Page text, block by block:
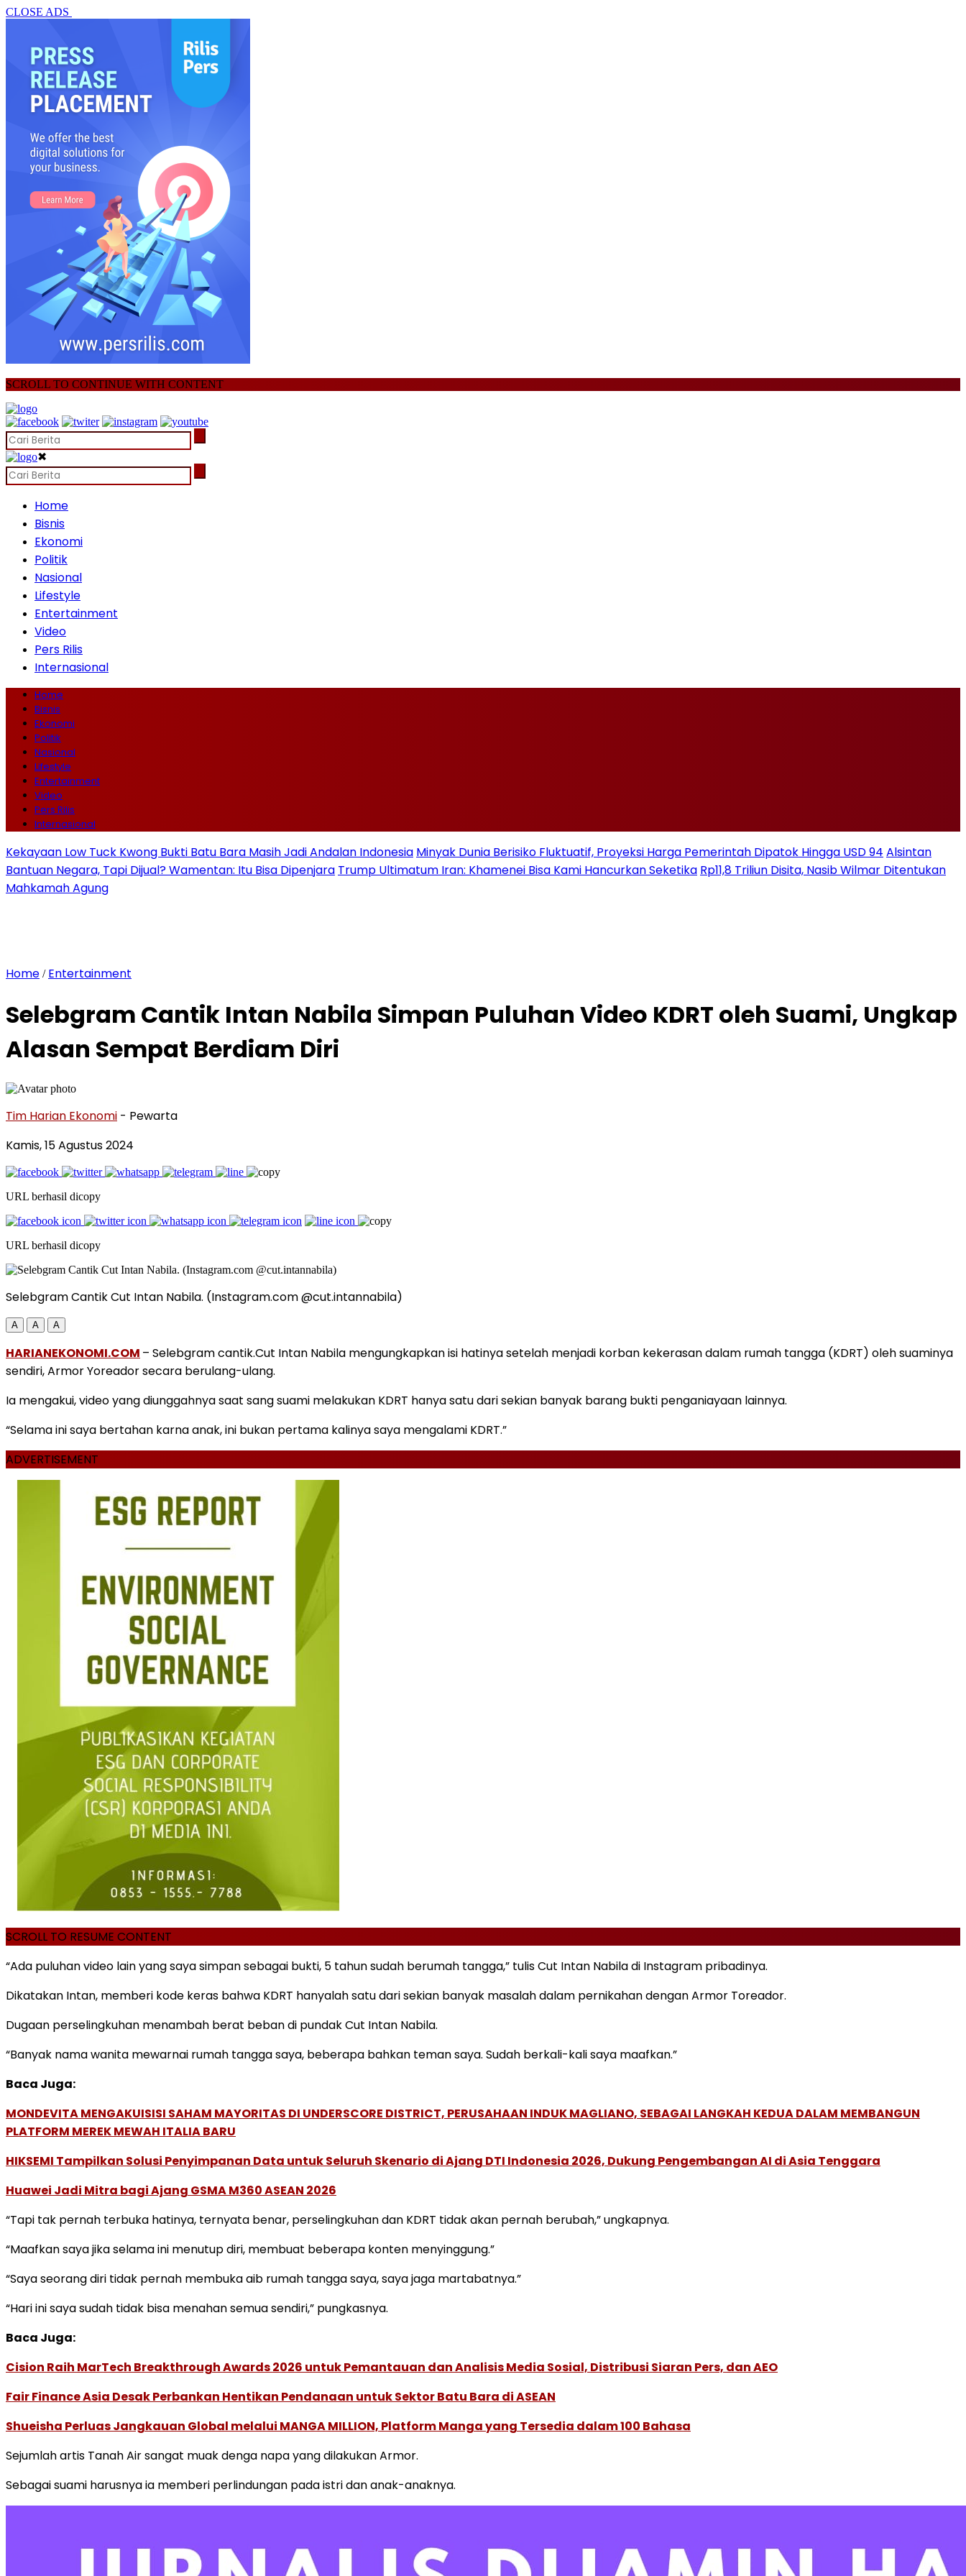
CLOSE ADS
SCROLL TO CONTINUE WITH CONTENT
✖
Home
Bisnis
Ekonomi
Politik
Nasional
Lifestyle
Entertainment
Video
Pers Rilis
Internasional
Home
Bisnis
Ekonomi
Politik
Nasional
Lifestyle
Entertainment
Video
Pers Rilis
Internasional
Kekayaan Low Tuck Kwong Bukti Batu Bara Masih Jadi Andalan Indonesia Minyak Dunia Berisiko Fluktuatif, Proyeksi Harga Pemerintah Dipatok Hingga USD 94 Alsintan
Bantuan Negara, Tapi Dijual? Wamentan: Itu Bisa Dipenjara Trump Ultimatum Iran: Khamenei Bisa Kami Hancurkan Seketika Rp11,8 Triliun Disita, Nasib Wilmar Ditentukan
Mahkamah Agung
Home / Entertainment
Selebgram Cantik Intan Nabila Simpan Puluhan Video KDRT oleh Suami, Ungkap
Alasan Sempat Berdiam Diri
Tim Harian Ekonomi - Pewarta
Kamis, 15 Agustus 2024
URL berhasil dicopy
URL berhasil dicopy
Selebgram Cantik Cut Intan Nabila. (Instagram.com @cut.intannabila)
A A A
HARIANEKONOMI.COM – Selebgram cantik.Cut Intan Nabila mengungkapkan isi hatinya setelah menjadi korban kekerasan dalam rumah tangga (KDRT) oleh suaminya
sendiri, Armor Yoreador secara berulang-ulang.
Ia mengakui, video yang diunggahnya saat sang suami melakukan KDRT hanya satu dari sekian banyak barang bukti penganiayaan lainnya.
“Selama ini saya bertahan karna anak, ini bukan pertama kalinya saya mengalami KDRT.”
ADVERTISEMENT
SCROLL TO RESUME CONTENT
“Ada puluhan video lain yang saya simpan sebagai bukti, 5 tahun sudah berumah tangga,” tulis Cut Intan Nabila di Instagram pribadinya.
Dikatakan Intan, memberi kode keras bahwa KDRT hanyalah satu dari sekian banyak masalah dalam pernikahan dengan Armor Toreador.
Dugaan perselingkuhan menambah berat beban di pundak Cut Intan Nabila.
“Banyak nama wanita mewarnai rumah tangga saya, beberapa bahkan teman saya. Sudah berkali-kali saya maafkan.”
Baca Juga:
MONDEVITA MENGAKUISISI SAHAM MAYORITAS DI UNDERSCORE DISTRICT, PERUSAHAAN INDUK MAGLIANO, SEBAGAI LANGKAH KEDUA DALAM MEMBANGUN
PLATFORM MEREK MEWAH ITALIA BARU
HIKSEMI Tampilkan Solusi Penyimpanan Data untuk Seluruh Skenario di Ajang DTI Indonesia 2026, Dukung Pengembangan AI di Asia Tenggara
Huawei Jadi Mitra bagi Ajang GSMA M360 ASEAN 2026
“Tapi tak pernah terbuka hatinya, ternyata benar, perselingkuhan dan KDRT tidak akan pernah berubah,” ungkapnya.
“Maafkan saya jika selama ini menutup diri, membuat beberapa konten menyinggung.”
“Saya seorang diri tidak pernah membuka aib rumah tangga saya, saya jaga martabatnya.”
“Hari ini saya sudah tidak bisa menahan semua sendiri,” pungkasnya.
Baca Juga:
Cision Raih MarTech Breakthrough Awards 2026 untuk Pemantauan dan Analisis Media Sosial, Distribusi Siaran Pers, dan AEO
Fair Finance Asia Desak Perbankan Hentikan Pendanaan untuk Sektor Batu Bara di ASEAN
Shueisha Perluas Jangkauan Global melalui MANGA MILLION, Platform Manga yang Tersedia dalam 100 Bahasa
Sejumlah artis Tanah Air sangat muak denga napa yang dilakukan Armor.
Sebagai suami harusnya ia memberi perlindungan pada istri dan anak-anaknya.